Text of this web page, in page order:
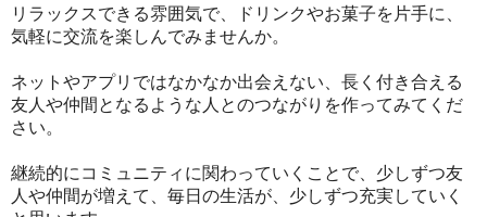
リラックスできる雰囲気で、ドリンクやお菓子を片手に、
気軽に交流を楽しんでみませんか。
ネットやアプリではなかなか出会えない、長く付き合える
友人や仲間となるような人とのつながりを作ってみてくだ
さい。
継続的にコミュニティに関わっていくことで、少しずつ友
人や仲間が増えて、毎日の生活が、少しずつ充実していく